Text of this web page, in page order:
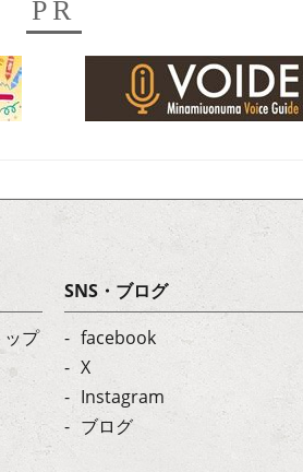
PR
プ
SNS・ブログ
facebook
X
Instagram
ブログ